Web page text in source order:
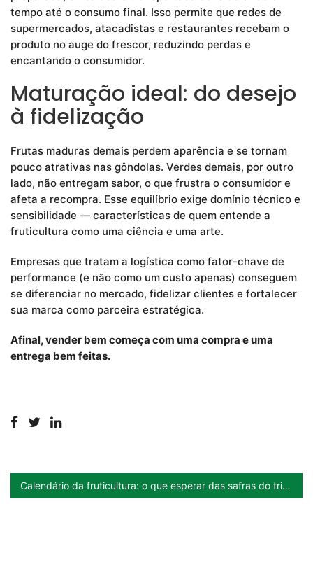
tempo até o consumo final. Isso permite que redes de
supermercados, atacadistas e restaurantes recebam o
produto no auge do frescor, reduzindo perdas e
encantando o consumidor.
Maturação ideal: do desejo
à fidelização
Frutas maduras demais perdem aparência e se tornam
pouco atrativas nas gôndolas. Verdes demais, por outro
lado, não entregam sabor, o que frustra o consumidor e
afeta a recompra. Esse equilíbrio exige domínio técnico e
sensibilidade — características de quem entende a
fruticultura como uma ciência e uma arte.
Empresas que tratam a logística como fator-chave de
performance (e não como um custo apenas) conseguem
se diferenciar no mercado, fidelizar clientes e fortalecer
sua marca como parceira estratégica.
Afinal, vender bem começa com uma compra e uma
entrega bem feitas.
Calendário da fruticultura: o que esperar das safras do trimestre e como se preparar para vender mais